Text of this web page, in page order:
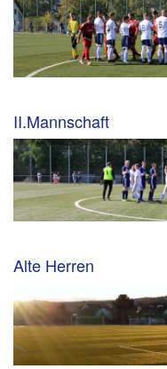
II.Mannschaft
Alte Herren